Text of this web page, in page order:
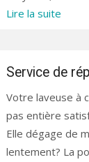
Lire la suite
Service de
Votre laveuse à
pas entière
Elle dégage de
lentement? La